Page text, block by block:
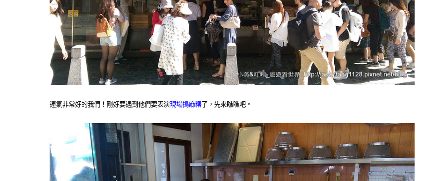
運氣非常好的我們！剛好要遇到他們要表演現場搗麻糬了，先來瞧瞧吧。